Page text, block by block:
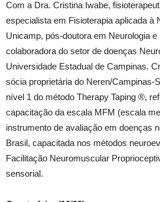
Com a Dra. Cristina Iwabe,
especialista em Fisioterapia aplicada à
Unicamp, pós-doutora em Neurologia e
colaboradora do setor de doenças
Universidade Estadual de Campinas.
sócia proprietária do Neren/Campinas-
nível 1 do método Therapy Taping ®,
capacitação da escala MFM (escala
instrumento de avaliação em doenças
Brasil, capacitada nos métodos
Facilitação Neuromuscular
sensorial.